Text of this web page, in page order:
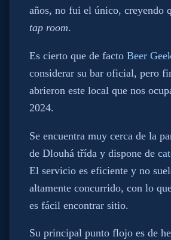
años, no fui el único, creyendo
tap room.
Es cierto que de facto Beer
considerar su bar oficial, pero
abrieron este local que nos
2024.
Se encuentra muy cerca de la
de Dlouhá třída y dispone de
El servicio es eficiente y no
altamente concurrido, con lo
es fácil encontrar sitio.
Su principal punto flojo es de